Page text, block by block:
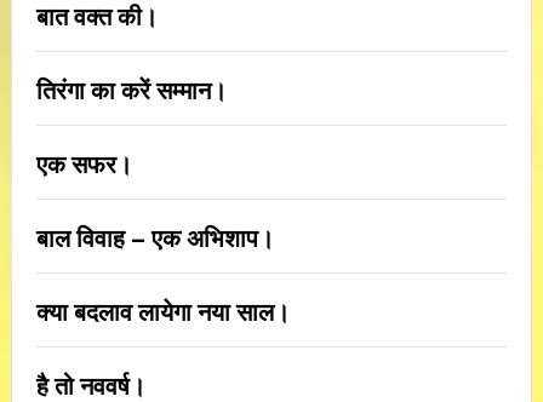
बात वक्त की।
तिरंगा का करें सम्मान।
एक सफर।
बाल विवाह – एक अभिशाप।
क्या बदलाव लायेगा नया साल।
है तो नववर्ष।